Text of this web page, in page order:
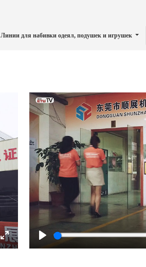
Линии для набивки одеял, подушек и игрушек
Enter
Play